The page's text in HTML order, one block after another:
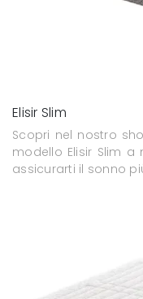
Elisir Slim
Scopri nel nostro
modello Elisir Slim
assicurarti il sonno